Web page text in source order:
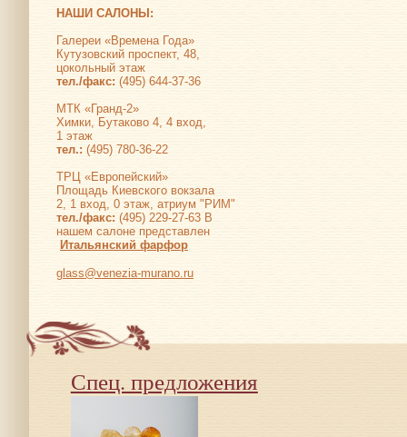
НАШИ САЛОНЫ:
Галереи «Времена Года»
Кутузовский проспект, 48,
цокольный этаж
тел./факс: (495) 644-37-36
МТК «Гранд-2»
Химки, Бутаково 4, 4 вход,
1 этаж
тел.: (495) 780-36-22
ТРЦ «Европейский»
Площадь Киевского вокзала
2, 1 вход, 0 этаж, атриум "РИМ"
тел./факс: (495) 229-27-63 В
нашем салоне представлен
Итальянский фарфор
glass@venezia-murano.ru
Спец. предложения